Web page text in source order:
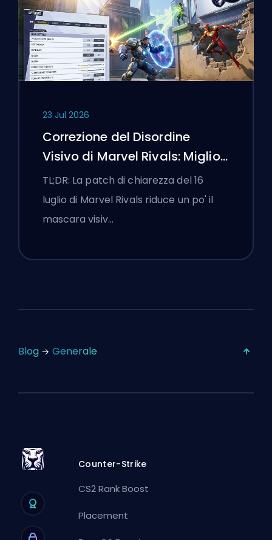
23 Jul 2026
Correzione del Disordine
Visivo di Marvel Rivals: Migliori
Impostazioni Competitive
Dopo la Patch del 16 Luglio
TL;DR: La patch di chiarezza del 16
luglio di Marvel Rivals riduce un po' il
mascara visiv…
Blog Generale
Counter-Strike
CS2 Rank Boost
Placement